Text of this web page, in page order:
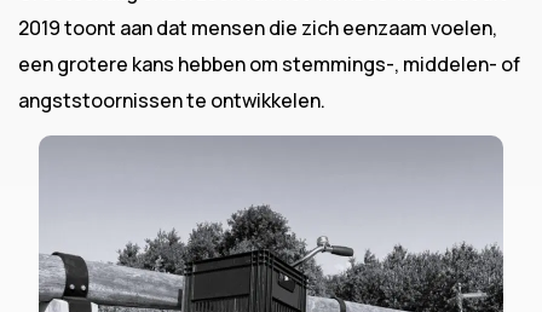
2019 toont aan dat mensen die zich eenzaam voelen,
een grotere kans hebben om stemmings-, middelen- of
angststoornissen te ontwikkelen.